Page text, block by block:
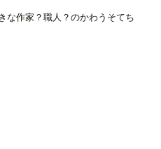
な作家？職人？のかわうそてち